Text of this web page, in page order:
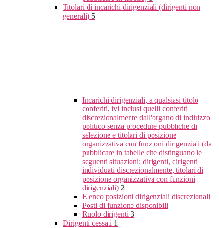
Titolari di incarichi dirigenziali (dirigenti non
generali) 5
Incarichi dirigenziali, a qualsiasi titolo
conferiti, ivi inclusi quelli conferiti
discrezionalmente dall'organo di indirizzo
politico senza procedure pubbliche di
selezione e titolari di posizione
organizzativa con funzioni dirigenziali (da
pubblicare in tabelle che distinguano le
seguenti situazioni: dirigenti, dirigenti
individuati discrezionalmente, titolari di
posizione organizzativa con funzioni
dirigenziali) 2
Elenco posizioni dirigenziali discrezionali
Posti di funzione disponibili
Ruolo dirigenti 3
Dirigenti cessati 1